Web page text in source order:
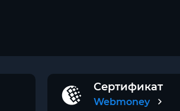
Сертификат
Webmoney